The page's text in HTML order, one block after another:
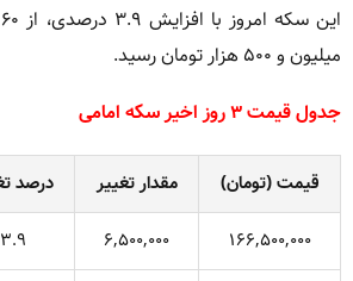
میلیون و ۵۰۰ هزار تومان رسید.
جدول قیمت ۳ روز اخیر سکه امامی
قیمت (تومان) مقدار تغییر درصد
۱۶۶,۵۰۰,۰۰۰
۶,۵۰۰,۰۰۰ ۳.۹